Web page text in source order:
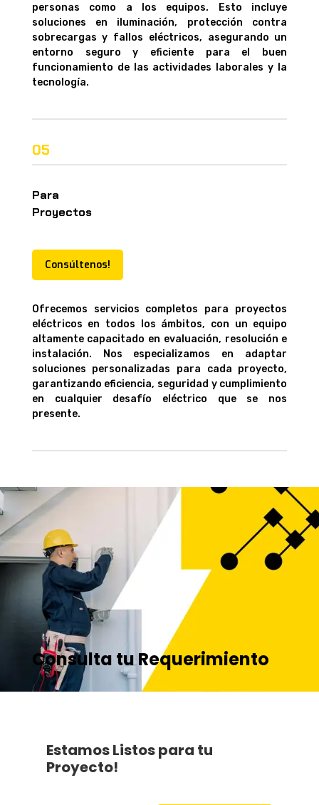
personas como a los equipos. Esto incluye
soluciones en iluminación, protección contra
sobrecargas y fallos eléctricos, asegurando un
entorno seguro y eficiente para el buen
funcionamiento de las actividades laborales y la
tecnología.
05
Para
Proyectos
Consúltenos!
Ofrecemos servicios completos para proyectos
eléctricos en todos los ámbitos, con un equipo
altamente capacitado en evaluación, resolución e
instalación. Nos especializamos en adaptar
soluciones personalizadas para cada proyecto,
garantizando eficiencia, seguridad y cumplimiento
en cualquier desafío eléctrico que se nos
presente.
Consulta tu Requerimiento
Estamos Listos para tu
Proyecto!